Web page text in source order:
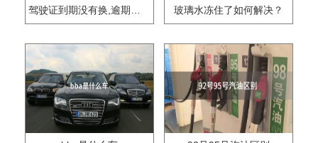
驾驶证到期没有换,逾期怎么办?? 玻璃水冻住了如何解决？